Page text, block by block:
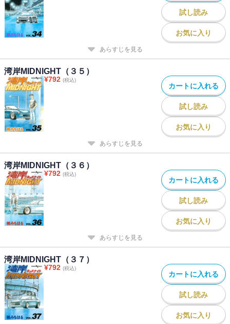
試し読み
お気に入り
あらすじを見る
湾岸MIDNIGHT（３５）
¥792 (税込)
カートに入れる
試し読み
お気に入り
あらすじを見る
湾岸MIDNIGHT（３６）
¥792 (税込)
カートに入れる
試し読み
お気に入り
あらすじを見る
湾岸MIDNIGHT（３７）
¥792 (税込)
カートに入れる
試し読み
お気に入り